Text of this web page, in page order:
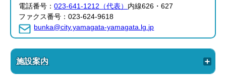
電話番号：023-641-1212（代表） 内線626・627
ファクス番号：023-624-9618
bunka@city.yamagata-yamagata.lg.jp
施設案内